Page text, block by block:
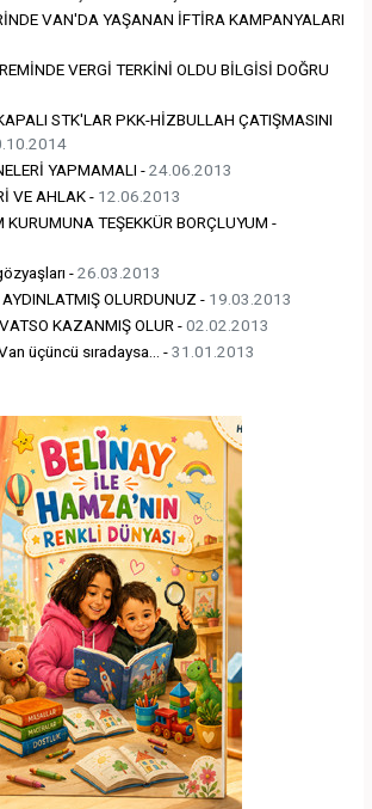
VAN'DA YAŞANAN İFTİRA KAMPANYALARI
VERGİ TERKİNİ OLDU BİLGİSİ DOĞRU
STK'LAR PKK-HİZBULLAH ÇATIŞMASINI
YAPMAMALI -24.06.2013
VE AHLAK - 12.06.2013
TEŞEKKÜR BORÇLUYUM -
-26.03.2013
OLURDUNUZ - 19.03.2013
KAZANMIŞ OLUR -02.02.2013
üçüncü sıradaysa... -31.01.2013